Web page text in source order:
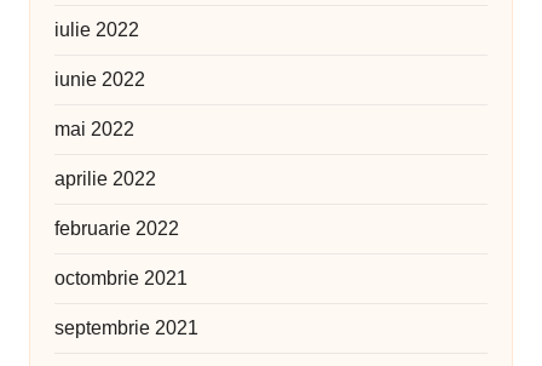
iulie 2022
iunie 2022
mai 2022
aprilie 2022
februarie 2022
octombrie 2021
septembrie 2021